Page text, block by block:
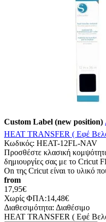
Custom Label (new position)
HEAT TRANSFER ( Εφέ
Κωδικός: HEAT-12FL-NAV
Προσθέστε κλασική
δημιουργίες σας με το
On της Cricut είναι το υλικό
from
17,95€
Χωρίς ΦΠΑ:14,48€
Διαθεσιμότητα: Διαθέσιμο
HEAT TRANSFER ( Εφέ